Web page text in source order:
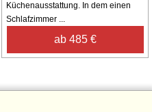
Küchenausstattung. In dem einen
Schlafzimmer ...
ab 485 €